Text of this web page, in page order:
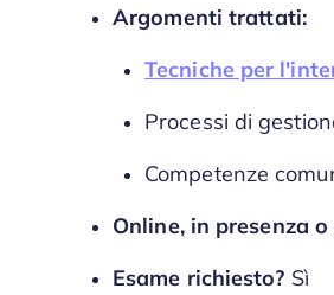
Argomenti trattati:
Tecniche per
Processi di
Competenze
Online, in presenza
Esame richiesto? Sì